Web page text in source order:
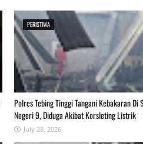
PERISTIWA
Polres Tebing Tinggi Tangani Kebakaran Di
Negeri 9, Diduga Akibat Korsleting Listrik
July 28, 2026